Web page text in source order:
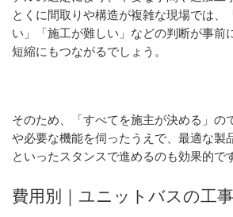
とくに間取りや構造が複雑な現場では、
い」「施工が難しい」などの判断が事前
短縮にもつながるでしょう。
そのため、「すべてを施主が決める」の
や必要な機能を伺ったうえで、最適な製
といったスタンスで進めるのも効果的で
費用別｜ユニットバスの工